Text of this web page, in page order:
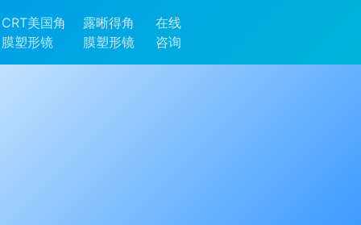
CRT美国角
膜塑形镜
露晰得角
膜塑形镜
在线
咨询